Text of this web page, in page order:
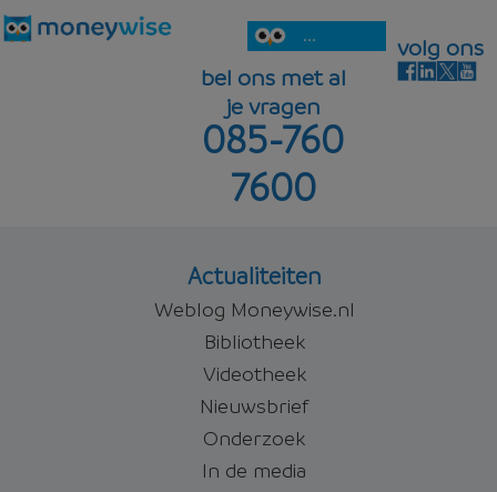
Offerte aanvragen
4,50%
Offerte aanvragen
lineair
4,76%
...
bel ons met al
je vragen
085-760
7600
volg ons
Actualiteiten
Weblog Moneywise.nl
Bibliotheek
Videotheek
Nieuwsbrief
Onderzoek
In de media